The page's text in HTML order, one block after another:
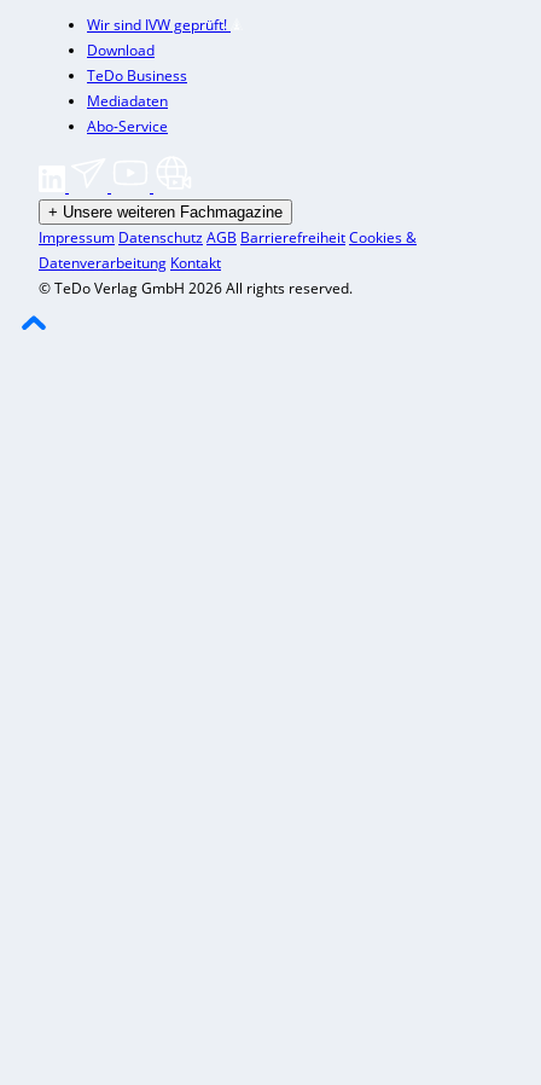
Wir sind IVW geprüft!
Download
TeDo Business
Mediadaten
Abo-Service
+ Unsere weiteren Fachmagazine
Impressum DatenschutzAGB BarrierefreiheitCookies &
Datenverarbeitung Kontakt
© TeDo Verlag GmbH 2026 All rights reserved.